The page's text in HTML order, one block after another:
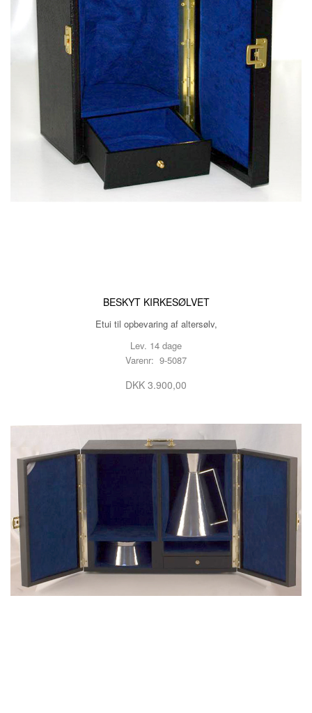
BESKYT KIRKESØLVET
Etui til opbevaring af altersølv,
Lev. 14 dage
Varenr: 9-5087
DKK 3.900,00